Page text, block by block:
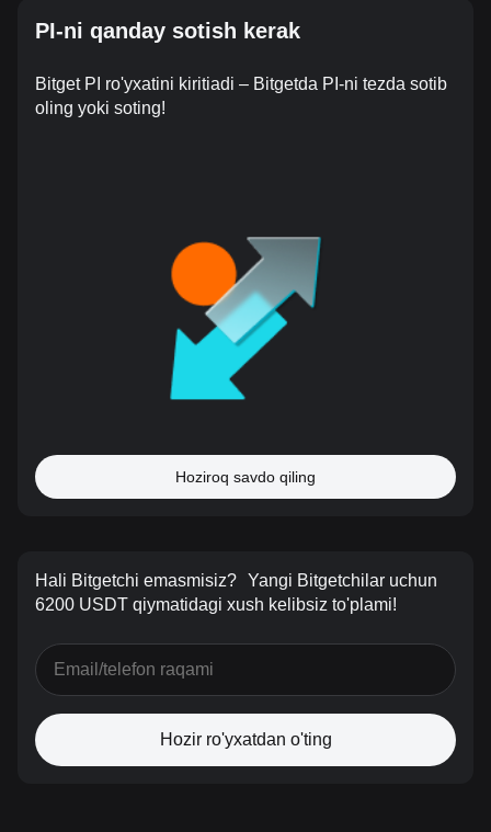
PI-ni qanday sotish kerak
Bitget PI ro'yxatini kiritiadi – Bitgetda PI-ni tezda sotib
oling yoki soting!
Hoziroq savdo qiling
Hali Bitgetchi emasmisiz? Yangi Bitgetchilar uchun
6200 USDT qiymatidagi xush kelibsiz to'plami!
Hozir ro'yxatdan o'ting